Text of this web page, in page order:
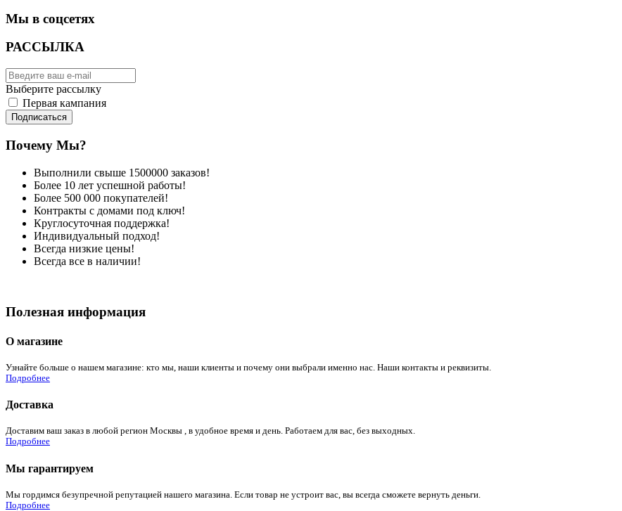
Мы в соцсетях
РАССЫЛКА
Выберите рассылку
Первая кампания
Подписаться
Почему Мы?
Выполнили свыше 1500000 заказов!
Более 10 лет успешной работы!
Более 500 000 покупателей!
Контракты с домами под ключ!
Круглосуточная поддержка!
Индивидуальный подход!
Всегда низкие цены!
Всегда все в наличии!
Полезная информация
О магазине
Узнайте больше о нашем магазине: кто мы, наши клиенты и почему они выбрали именно нас. Наши контакты и реквизиты.
Подробнее
Доставка
Доставим ваш заказ в любой регион Москвы , в удобное время и день. Работаем для вас, без выходных.
Подробнее
Мы гарантируем
Мы гордимся безупречной репутацией нашего магазина. Если товар не устроит вас, вы всегда сможете вернуть деньги.
Подробнее